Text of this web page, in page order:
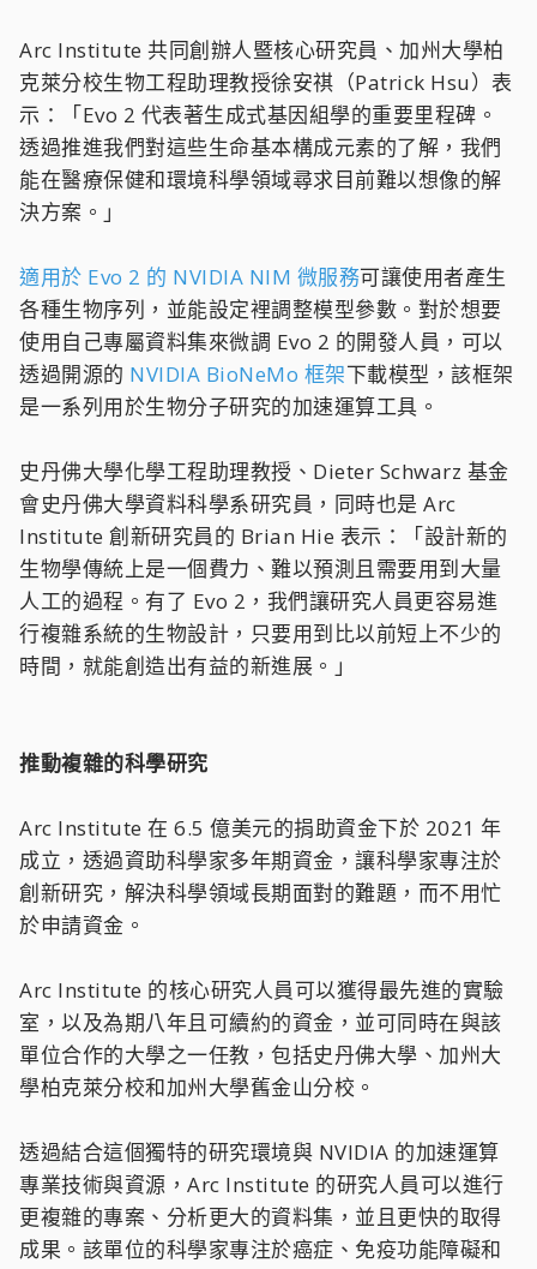
Arc Institute 共同創辦人暨核心研究員、加州大學柏
克萊分校生物工程助理教授徐安祺（Patrick Hsu）表
示：「Evo 2 代表著生成式基因組學的重要里程碑。
透過推進我們對這些生命基本構成元素的了解，我們
能在醫療保健和環境科學領域尋求目前難以想像的解
決方案。」
適用於 Evo 2 的 NVIDIA NIM 微服務可讓使用者產生
各種生物序列，並能設定裡調整模型參數。對於想要
使用自己專屬資料集來微調 Evo 2 的開發人員，可以
透過開源的 NVIDIA BioNeMo 框架下載模型，該框架
是一系列用於生物分子研究的加速運算工具。
史丹佛大學化學工程助理教授、Dieter Schwarz 基金
會史丹佛大學資料科學系研究員，同時也是 Arc
Institute 創新研究員的 Brian Hie 表示：「設計新的
生物學傳統上是一個費力、難以預測且需要用到大量
人工的過程。有了 Evo 2，我們讓研究人員更容易進
行複雜系統的生物設計，只要用到比以前短上不少的
時間，就能創造出有益的新進展。」
推動複雜的科學研究
Arc Institute 在 6.5 億美元的捐助資金下於 2021 年
成立，透過資助科學家多年期資金，讓科學家專注於
創新研究，解決科學領域長期面對的難題，而不用忙
於申請資金。
Arc Institute 的核心研究人員可以獲得最先進的實驗
室，以及為期八年且可續約的資金，並可同時在與該
單位合作的大學之一任教，包括史丹佛大學、加州大
學柏克萊分校和加州大學舊金山分校。
透過結合這個獨特的研究環境與 NVIDIA 的加速運算
專業技術與資源，Arc Institute 的研究人員可以進行
更複雜的專案、分析更大的資料集，並且更快的取得
成果。該單位的科學家專注於癌症、免疫功能障礙和